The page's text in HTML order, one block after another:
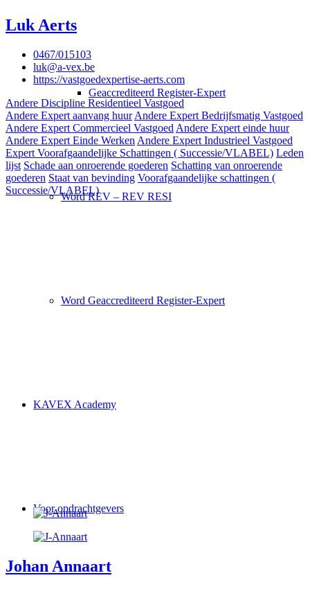
Geaccrediteerd Register-Expert
Word REV – REV RESI
Word Geaccrediteerd Register-Expert
KAVEX Academy
Voor opdrachtgevers
Luk Aerts
0467/015103
luk@a-vex.be
https://vastgoedexpertise-aerts.com
Andere Discipline Residentieel Vastgoed
Andere Expert aanvang huur Andere Expert Bedrijfsmatig Vastgoed
Andere Expert Commercieel Vastgoed Andere Expert einde huur
Andere Expert Einde Werken Andere Expert Industrieel Vastgoed
Expert Voorafgaandelijke Schattingen ( Successie/VLABEL) Leden
lijst Schade aan onroerende goederen Schatting van onroerende
goederen Staat van bevinding Voorafgaandelijke schattingen (
Successie/VLABEL)
Johan Annaart